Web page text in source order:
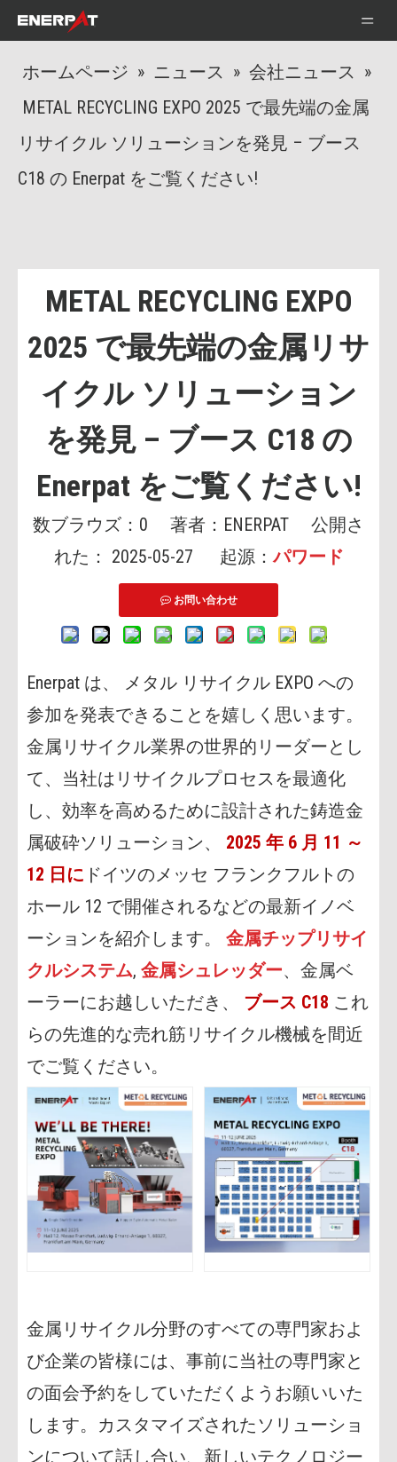
ホームページ » ニュース » 会社ニュース »
METAL RECYCLING EXPO 2025 で最先端の金属
リサイクル ソリューションを発見 – ブース
C18 の Enerpat をご覧ください!
METAL RECYCLING EXPO
2025 で最先端の金属リサ
イクル ソリューション
を発見 – ブース C18 の
Enerpat をご覧ください!
数ブラウズ： 0 著者：ENERPAT 公開さ
れた： 2025-05-27 起源：パワード
お問い合わせ
Enerpat は、 メタル リサイクル EXPO への
参加を発表できることを嬉しく思います。
金属リサイクル業界の世界的リーダーとし
て、当社はリサイクルプロセスを最適化
し、効率を高めるために設計された鋳造金
属破砕ソリューション、 2025 年 6 月 11 ～
12 日に ドイツのメッセ フランクフルトの
ホール 12 で開催されるなどの最新イノベ
ーションを紹介します。 金属チップリサイ
クルシステム, 金属シュレッダー、金属ベ
ーラーにお越しいただき、
ブース C18 これ
らの先進的な売れ筋リサイクル機械を間近
でご覧ください。
金属リサイクル分野のすべての専門家およ
び企業の皆様には、事前に当社の専門家と
の面会予約をしていただくようお願いいた
します。カスタマイズされたソリューショ
ンについて話し合い、新しいテクノロジー